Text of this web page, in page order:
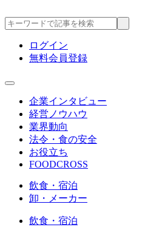
ログイン
無料会員登録
企業インタビュー
経営ノウハウ
業界動向
法令・食の安全
お役立ち
FOODCROSS
飲食・宿泊
卸・メーカー
飲食・宿泊